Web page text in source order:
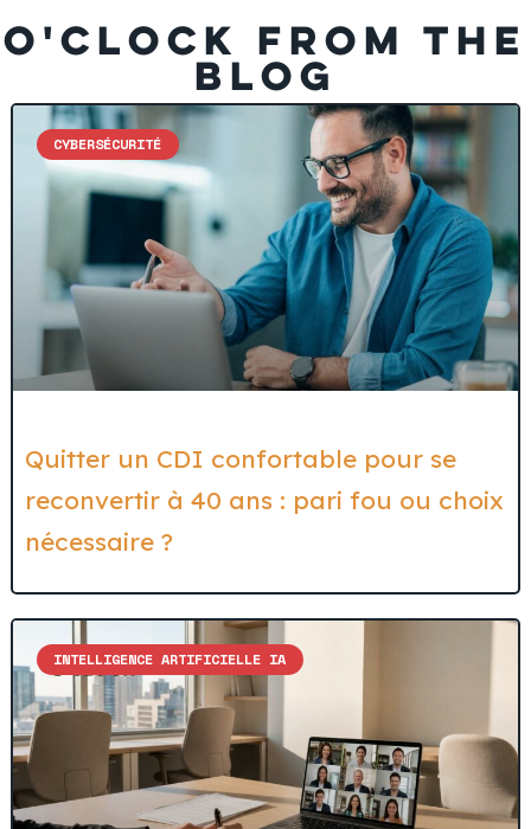
O'CLOCK FROM THE
BLOG
CYBERSÉCURITÉ
Quitter un CDI confortable pour se
reconvertir à 40 ans : pari fou ou choix
nécessaire ?
INTELLIGENCE ARTIFICIELLE IA